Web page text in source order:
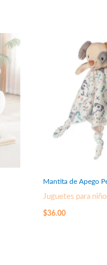
Mantita de Apego
Juguetes para
$36.00